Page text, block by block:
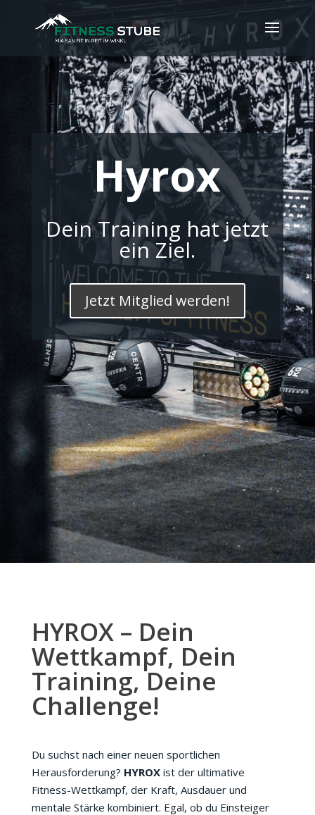
Hyrox
Dein Training hat jetzt
ein Ziel.
Jetzt Mitglied werden!
HYROX – Dein
Wettkampf, Dein
Training, Deine
Challenge!
Du suchst nach einer neuen sportlichen
Herausforderung? HYROXist der ultimative
Fitness-Wettkampf, der Kraft, Ausdauer und
mentale Stärke kombiniert. Egal, ob du Einsteiger